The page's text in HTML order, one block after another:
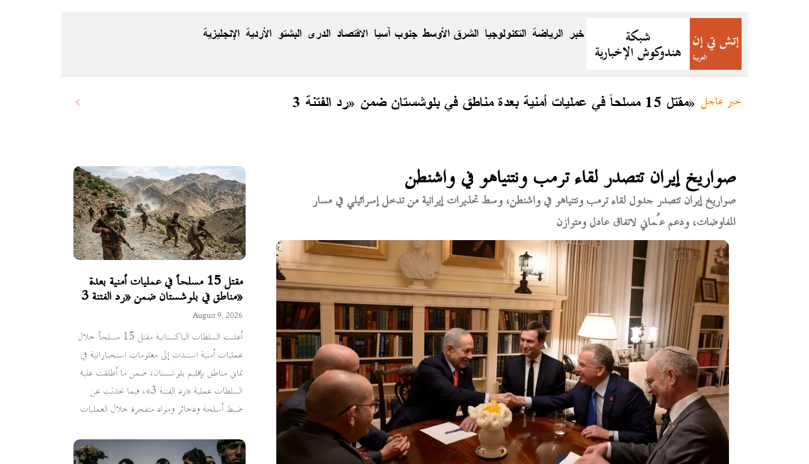
الاقتصاد جنوب آسيا الشرق الأوسط التكنولوجيا الرياضة خبر الإنجليزية الأردية البشتو الدری
مقتل 15 مسلحاً في عمليات أمنية بعدة مناطق في بلوشستان ضمن «رد الفتنة 3» خبر عاجل
مقتل 15 مسلحاً في عمليات أمنية بعدة
مناطق في بلوشستان ضمن «رد الفتنة 3»
August 9, 2026
أعلنت السلطات الباكستانية مقتل 15 مسلحاً خلال
عمليات أمنية استندت إلى معلومات استخباراتية في
ثماني مناطق بإقليم بلوشستان، ضمن ما أطلقت عليه
السلطات عملية «رد الفتنة 3»، فيما تحدثت عن
ضبط أسلحة وذخائر ومواد متفجرة خلال العمليات
صواريخ إيران تتصدر لقاء ترمب ونتنياهو في واشنطن
صواريخ إيران تتصدر جدول لقاء ترمب ونتنياهو في واشنطن، وسط تحذيرات إيرانية من تدخل إسرائيلي في مسار
المفاوضات، ودعم عُماني لاتفاق عادل ومتوازن